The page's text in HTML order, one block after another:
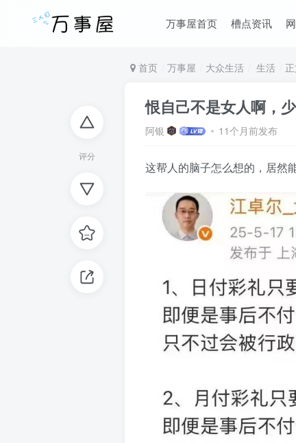
万事屋首页 槽点资讯
评分
首页 万事屋 大众生活 生活
恨自己不是女人啊，
阿银 11个月前发布
这帮人的脑子怎么想的，居然